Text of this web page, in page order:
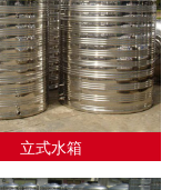
立式水箱